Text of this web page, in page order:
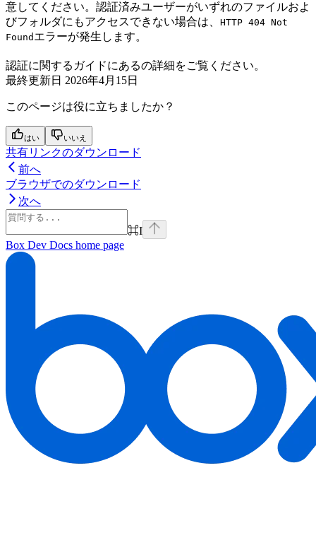
意してください。認証済みユーザーがいずれのファイルおよ
びフォルダにもアクセスできない場合は、 HTTP 404 Not
Found エラーが発生します。
認証に関するガイドにあるの詳細をご覧ください。
最終更新日 2026年4月15日
このページは役に立ちましたか？
はい いいえ
共有リンクのダウンロード
前へ
ブラウザでのダウンロード
次へ
⌘I
Box Dev Docs home page